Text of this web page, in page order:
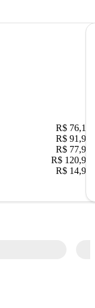
R$ 76,10
R$ 91,90
R$ 77,90
R$ 120,90
R$ 14,90